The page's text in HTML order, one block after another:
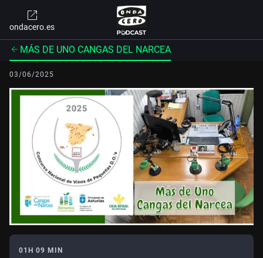
ondacero.es
MÁS DE UNO CANGAS DEL NARCEA
03/06/2025
01H 09 MIN